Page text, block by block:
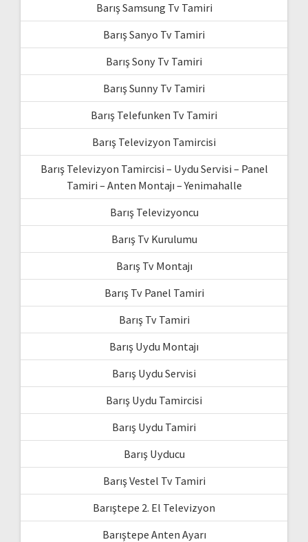
Barış Samsung Tv Tamiri
Barış Sanyo Tv Tamiri
Barış Sony Tv Tamiri
Barış Sunny Tv Tamiri
Barış Telefunken Tv Tamiri
Barış Televizyon Tamircisi
Barış Televizyon Tamircisi – Uydu Servisi – Panel
Tamiri – Anten Montajı – Yenimahalle
Barış Televizyoncu
Barış Tv Kurulumu
Barış Tv Montajı
Barış Tv Panel Tamiri
Barış Tv Tamiri
Barış Uydu Montajı
Barış Uydu Servisi
Barış Uydu Tamircisi
Barış Uydu Tamiri
Barış Uyducu
Barış Vestel Tv Tamiri
Barıştepe 2. El Televizyon
Barıştepe Anten Ayarı